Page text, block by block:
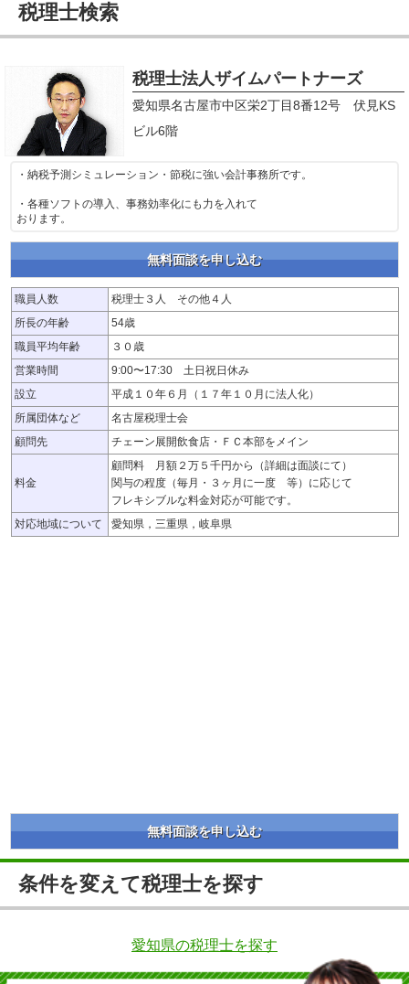
税理士検索
税理士法人ザイムパートナーズ
愛知県名古屋市中区栄2丁目8番12号 伏見KS
ビル6階
・納税予測シミュレーション・節税に強い会計事務所です。
・各種ソフトの導入、事務効率化にも力を入れて
おります。
無料面談を申し込む
職員人数
税理士３人 その他４人
所長の年齢
54歳
職員平均年齢
３０歳
営業時間
9:00〜17:30 土日祝日休み
設立
平成１０年６月（１７年１０月に法人化）
所属団体など
名古屋税理士会
顧問先
チェーン展開飲食店・ＦＣ本部をメイン
料金
顧問料 月額２万５千円から（詳細は面談にて）
関与の程度（毎月・３ヶ月に一度 等）に応じて
フレキシブルな料金対応が可能です。
対応地域について
愛知県，三重県，岐阜県
無料面談を申し込む
条件を変えて税理士を探す
愛知県の税理士を探す